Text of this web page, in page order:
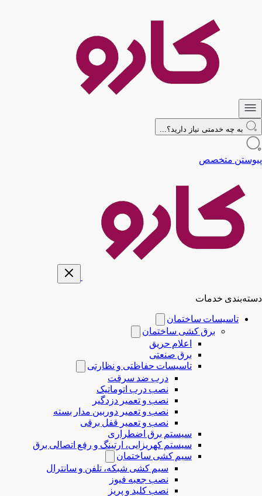
به چه خدمتی نیاز دارید؟...
پیوستن متخصص
دسته‌بندی خدمات
تاسیسات ساختمان
برق کشی ساختمان
اعلام حریق
برق صنعتی
تاسیسات حفاظتی و نظارتی
درب ضد سرقت
نصب درب‌ اتوماتیک
نصب و تعمیر دزدگیر
نصب و تعمیر دوربین مدار بسته
نصب و تعمیر قفل برقی
سیستم برق اضطراری
سیستم کهریزایی، ارتینگ و رفع اتصالی برق
سیم کشی ساختمان
سیم کشی شبکه، تلفن و سانترال
نصب جعبه فیوز
نصب کلید و پریز